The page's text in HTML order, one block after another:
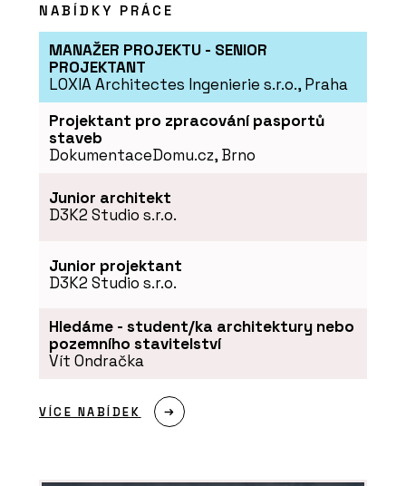
SLUŽBY
Program JAVORINA PRO - BeOak by
Javorina
PRODUKTY
Modulární úložné systémy LINK -
NABÍDKY PRÁCE
MANAŽER PROJEKTU - SENIOR
PROJEKTANT
LOXIA Architectes Ingenierie s.r.o., Praha
Projektant pro zpracování pasportů
staveb
DokumentaceDomu.cz, Brno
Junior architekt
D3K2 Studio s.r.o.
Junior projektant
D3K2 Studio s.r.o.
Hledáme - student/ka architektury nebo
pozemního stavitelství
Vít Ondračka
VÍCE NABÍDEK